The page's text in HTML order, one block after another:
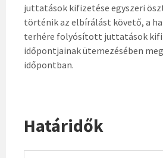
juttatások kifizetése egyszeri
történik az elbírálást követő, a
terhére folyósított juttatások
időpontjainak ütemezésében
időpontban.
Határidők